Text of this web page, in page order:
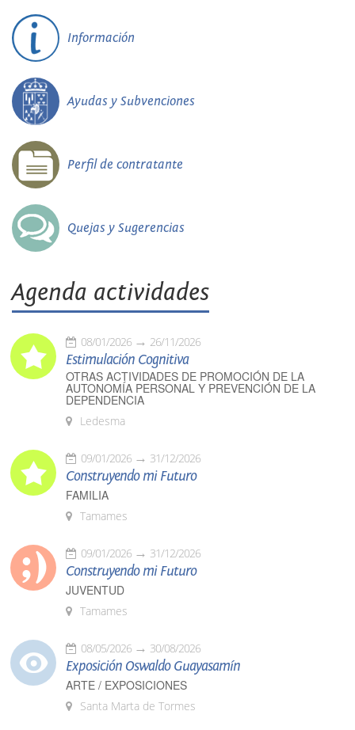
Información
Ayudas y Subvenciones
Perfil de contratante
Quejas y Sugerencias
Agenda actividades
08/01/2026 26/11/2026
Estimulación Cognitiva
OTRAS ACTIVIDADES DE PROMOCIÓN DE LA
AUTONOMÍA PERSONAL Y PREVENCIÓN DE LA
DEPENDENCIA
Ledesma
09/01/2026 31/12/2026
Construyendo mi Futuro
FAMILIA
Tamames
09/01/2026 31/12/2026
Construyendo mi Futuro
JUVENTUD
Tamames
08/05/2026 30/08/2026
Exposición Oswaldo Guayasamín
ARTE / EXPOSICIONES
Santa Marta de Tormes